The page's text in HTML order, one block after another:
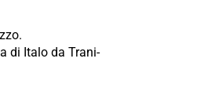
di Italo da Trani-